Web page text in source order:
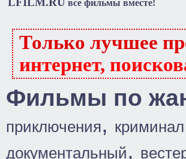
все фильмы вместе!
Только лучшее
интернет,
Фильмы по
приключения, криминал
документальный,